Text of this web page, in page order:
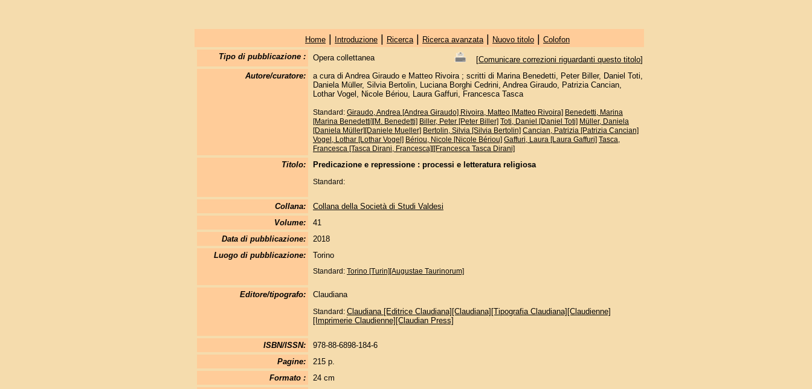
Home| Introduzione| Ricerca| Ricerca avanzata| Nuovo titolo| Colofon
Tipo di pubblicazione :
Opera collettanea [Comunicare correzioni riguardanti questo titolo]
Autore/curatore:
a cura di Andrea Giraudo e Matteo Rivoira ; scritti di Marina Benedetti, Peter Biller, Daniel Toti,
Daniela Müller, Silvia Bertolin, Luciana Borghi Cedrini, Andrea Giraudo, Patrizia Cancian,
Lothar Vogel, Nicole Bériou, Laura Gaffuri, Francesca Tasca
Standard: Giraudo, Andrea [Andrea Giraudo] Rivoira, Matteo [Matteo Rivoira] Benedetti, Marina
[Marina Benedetti][M. Benedetti] Biller, Peter [Peter Biller] Toti, Daniel [Daniel Toti] Müller, Daniela
[Daniela Müller][Daniele Mueller] Bertolin, Silvia [Silvia Bertolin] Cancian, Patrizia [Patrizia Cancian]
Vogel, Lothar [Lothar Vogel] Bériou, Nicole [Nicole Bériou] Gaffuri, Laura [Laura Gaffuri] Tasca,
Francesca [Tasca Dirani, Francesca][[Francesca Tasca Dirani]
Titolo: Predicazione e repressione : processi e letteratura religiosa
Standard:
Collana:
Collana della Società di Studi Valdesi
Volume:
41
Data di pubblicazione:
2018
Luogo di pubblicazione:
Torino
Standard: Torino [Turin][Augustae Taurinorum]
Editore/tipografo: Claudiana
Standard: Claudiana [Editrice Claudiana][Claudiana][Tipografia Claudiana][Claudienne]
[Imprimerie Claudienne][Claudian Press]
ISBN/ISSN:
978-88-6898-184-6
Pagine:
215 p.
Formato :
24 cm